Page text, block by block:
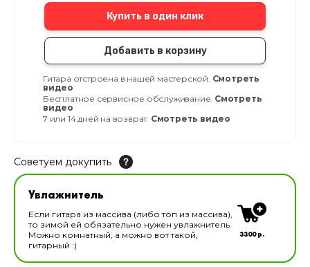
Купить в один клик
Добавить в корзину
Гитара отстроена в нашей мастерской. Смотреть
видео
Бесплатное сервисное обслуживание. Смотреть
видео
7 или 14 дней на возврат. Смотреть видео
Советуем докупить
Увлажнитель для музыкальных инструментов
В наличии
Увлажнитель
Если гитара из массива (либо топ из массива),
то зимой ей обязательно нужен увлажнитель.
Можно комнатный, а можно вот такой,
гитарный :)
3300 р.